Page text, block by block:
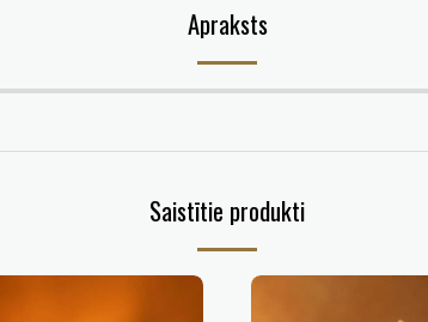
Apraksts
Saistītie produkti